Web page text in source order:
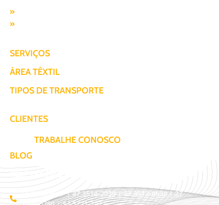
SERVIÇOS
ÁREA TÊXTIL
TIPOS DE TRANSPORTE
CLIENTES
TRABALHE CONOSCO
BLOG
TELEVENDAS / COTAÇÃO
11 3509-9987 | 47 3514-2930 | 47 3512-0530 | 27